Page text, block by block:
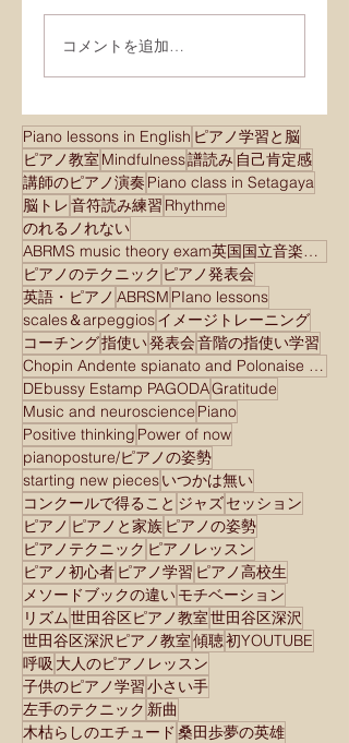
コメントを追加…
Piano lessons in English ピアノ学習と脳
ピアノ教室 Mindfulness譜読み 自己肯定感
講師のピアノ演奏 Piano class in Setagaya
脳トレ音符読み練習 Rhythme
のれるノれない
ABRMS music theory exam英国国立音楽院検定試験
ピアノのテクニック ピアノ発表会
英語・ピアノ ABRSM PIano lessons
scales＆arpeggiosイメージトレーニング
コーチング指使い発表会音階の指使い学習
Chopin Andente spianato and Polonaise brilliant
DEbussy Estamp PAGODAGratitude
Music and neuroscience Piano
Positive thinking Power of now
pianoposture/ピアノの姿勢
starting new piecesいつかは無い
コンクールで得ること ジャズセッション
ピアノ ピアノと家族 ピアノの姿勢
ピアノテクニック ピアノレッスン
ピアノ初心者 ピアノ学習 ピアノ高校生
メソードブックの違いモチベーション
リズム世田谷区ピアノ教室世田谷区深沢
世田谷区深沢ピアノ教室傾聴初YOUTUBE
呼吸 大人のピアノレッスン
子供のピアノ学習小さい手
左手のテクニック 新曲
木枯らしのエチュード 桑田歩夢の英雄